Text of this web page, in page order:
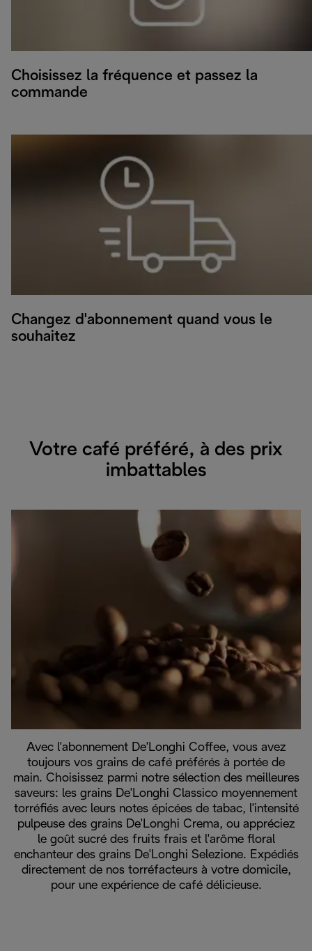
Choisissez la fréquence et passez la
commande
Changez d'abonnement quand vous le
souhaitez
Votre café préféré, à des prix
imbattables
Avec l'abonnement De'Longhi Coffee, vous avez
toujours vos grains de café préférés à portée de
main. Choisissez parmi notre sélection des meilleures
saveurs: les grains De'Longhi Classico moyennement
torréfiés avec leurs notes épicées de tabac, l'intensité
pulpeuse des grains De'Longhi Crema, ou appréciez
le goût sucré des fruits frais et l'arôme floral
enchanteur des grains De'Longhi Selezione. Expédiés
directement de nos torréfacteurs à votre domicile,
pour une expérience de café délicieuse.